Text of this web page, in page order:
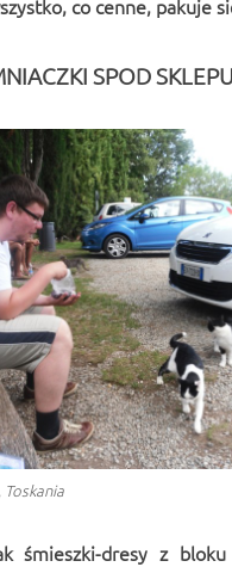
co cenne, pakuje
SPOD SKLEPU
Toskania
śmieszki-dresy z